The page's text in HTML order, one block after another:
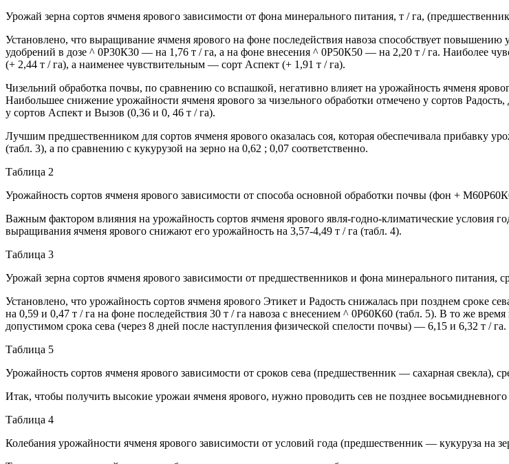
Урожай зерна сортов ячменя ярового зависимости от фона минерального питания, т / га,
Установлено, что выращивание ячменя ярового на фоне последействия навоза способствует
удобрений в дозе ^ 0Р30К30 — на 1,76 т / га, а на фоне внесения ^ 0Р50К50 — на 2,20 т / га. Наиболее
(+ 2,44 т / га), а наименее чувствительным — сорт Аспект (+ 1,91 т / га).
Чизельний обработка почвы, по сравнению со вспашкой, негативно влияет на урожайность ячменя
Наибольшее снижение урожайности ячменя ярового за чизельного обработки отмечено у сортов
у сортов Аспект и Вызов (0,36 и 0, 46 т / га).
Лучшим предшественником для сортов ячменя ярового оказалась соя, которая обеспечивала прибавку
(табл. 3), а по сравнению с кукурузой на зерно на 0,62 ; 0,07 соответственно.
Таблица 2
Урожайность сортов ячменя ярового зависимости от способа основной обработки почвы (фон +
Важным фактором влияния на урожайность сортов ячменя ярового явля-годно-климатические условия
выращивания ячменя ярового снижают его урожайность на 3,57-4,49 т / га (табл. 4).
Таблица 3
Урожай зерна сортов ячменя ярового зависимости от предшественников и фона минерального питания,
Установлено, что урожайность сортов ячменя ярового Этикет и Радость снижалась при позднем сроке
на 0,59 и 0,47 т / га на фоне последействия 30 т / га навоза с внесением ^ 0Р60К60 (табл. 5). В то же
допустимом срока сева (через 8 дней после наступления физической спелости почвы) — 6,15 и 6,32 т / га.
Таблица 5
Урожайность сортов ячменя ярового зависимости от сроков сева (предшественник — сахарная свекла),
Итак, чтобы получить высокие урожаи ячменя ярового, нужно проводить сев не позднее
Таблица 4
Колебания урожайности ячменя ярового зависимости от условий года (предшественник — кукуруза на